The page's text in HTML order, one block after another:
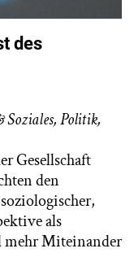
des
Soziales,Politik,
Gesellschaft
den
als
mehr Miteinander